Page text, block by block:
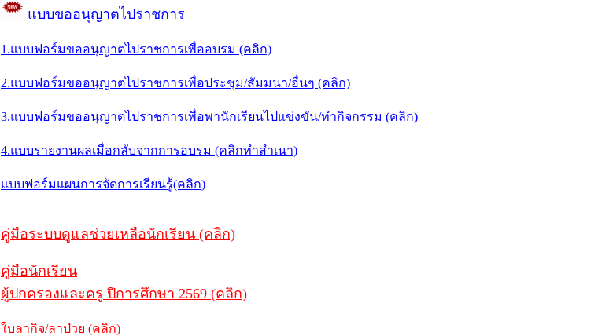
แบบขออนุญาตไปราชการ
1.แบบฟอร์มขออนุญาตไปราชการเพื่ออบรม (คลิก)
2.แบบฟอร์มขออนุญาตไปราชการเพื่อประชุม/สัมมนา/อื่นๆ (คลิก)
3.แบบฟอร์มขออนุญาตไปราชการเพื่อพานักเรียนไปแข่งขัน/ทำกิจกรรม (คลิก)
4.แบบรายงานผลเมื่อกลับจากการอบรม (คลิกทำสำเนา)
แบบฟอร์มแผนการจัดการเรียนรู้(คลิก)
คู่มือระบบดูแลช่วยเหลือนักเรียน (คลิก)
คู่มือนักเรียน
ผู้ปกครองและครู ปีการศึกษา 2569 (คลิก)
ใบลากิจ/ลาป่วย (คลิก)